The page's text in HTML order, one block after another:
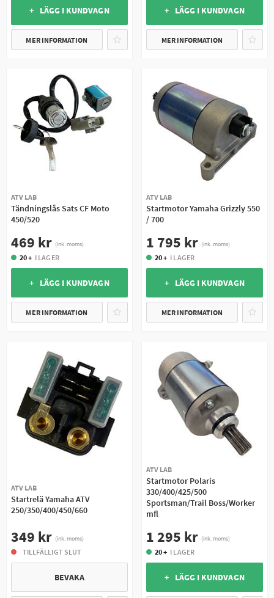
+ LÄGG I KUNDVAGN
MER INFORMATION
+ LÄGG I KUNDVAGN
MER INFORMATION
ATV LAB
Tändningslås Sats CF Moto
450/520
469 kr (ink. moms)
20 + I LAGER
+ LÄGG I KUNDVAGN
MER INFORMATION
ATV LAB
Startmotor Yamaha Grizzly 550
/ 700
1 795 kr (ink. moms)
20 + I LAGER
+ LÄGG I KUNDVAGN
MER INFORMATION
ATV LAB
Startrelä Yamaha ATV
250/350/400/450/660
349 kr (ink. moms)
TILLFÄLLIGT SLUT
BEVAKA
ATV LAB
Startmotor Polaris
330/400/425/500
Sportsman/Trail Boss/Worker
mfl
1 295 kr (ink. moms)
20 + I LAGER
+ LÄGG I KUNDVAGN